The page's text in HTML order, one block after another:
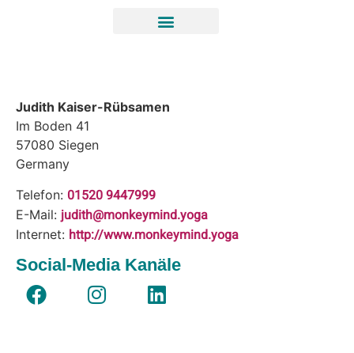
Judith Kaiser-Rübsamen
Im Boden 41
57080 Siegen
Germany
Telefon: 01520 9447999
E-Mail: judith@monkeymind.yoga
Internet: http://www.monkeymind.yoga
Social-Media Kanäle